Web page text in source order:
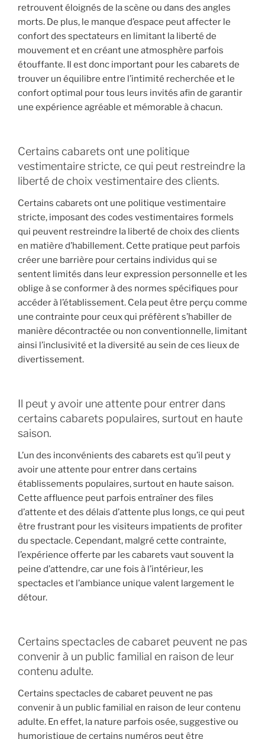
retrouvent éloignés de la scène ou dans des angles
morts. De plus, le manque d’espace peut affecter le
confort des spectateurs en limitant la liberté de
mouvement et en créant une atmosphère parfois
étouffante. Il est donc important pour les cabarets de
trouver un équilibre entre l’intimité recherchée et le
confort optimal pour tous leurs invités afin de garantir
une expérience agréable et mémorable à chacun.
Certains cabarets ont une politique
vestimentaire stricte, ce qui peut restreindre la
liberté de choix vestimentaire des clients.
Certains cabarets ont une politique vestimentaire
stricte, imposant des codes vestimentaires formels
qui peuvent restreindre la liberté de choix des clients
en matière d’habillement. Cette pratique peut parfois
créer une barrière pour certains individus qui se
sentent limités dans leur expression personnelle et les
oblige à se conformer à des normes spécifiques pour
accéder à l’établissement. Cela peut être perçu comme
une contrainte pour ceux qui préfèrent s’habiller de
manière décontractée ou non conventionnelle, limitant
ainsi l’inclusivité et la diversité au sein de ces lieux de
divertissement.
Il peut y avoir une attente pour entrer dans
certains cabarets populaires, surtout en haute
saison.
L’un des inconvénients des cabarets est qu’il peut y
avoir une attente pour entrer dans certains
établissements populaires, surtout en haute saison.
Cette affluence peut parfois entraîner des files
d’attente et des délais d’attente plus longs, ce qui peut
être frustrant pour les visiteurs impatients de profiter
du spectacle. Cependant, malgré cette contrainte,
l’expérience offerte par les cabarets vaut souvent la
peine d’attendre, car une fois à l’intérieur, les
spectacles et l’ambiance unique valent largement le
détour.
Certains spectacles de cabaret peuvent ne pas
convenir à un public familial en raison de leur
contenu adulte.
Certains spectacles de cabaret peuvent ne pas
convenir à un public familial en raison de leur contenu
adulte. En effet, la nature parfois osée, suggestive ou
humoristique de certains numéros peut être